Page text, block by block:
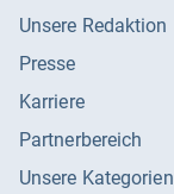
Unsere Redaktion
Presse
Karriere
Partnerbereich
Unsere Kategorien